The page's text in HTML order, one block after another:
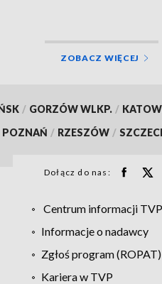
ZOBACZ WIĘCEJ
/ GORZÓW WLKP. /
POZNAŃ / RZESZÓW /
Dołącz do nas:
Centrum informacji TVP
Informacje o nadawcy
Zgłoś program (ROPAT)
Kariera w TVP